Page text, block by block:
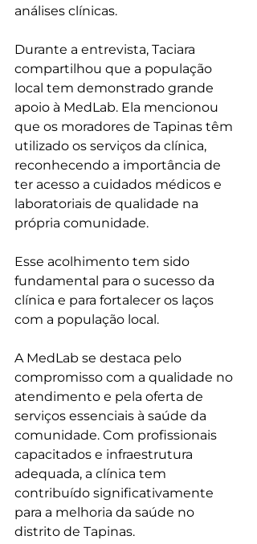
análises clínicas.
Durante a entrevista, Taciara
compartilhou que a população
local tem demonstrado grande
apoio à MedLab. Ela mencionou
que os moradores de Tapinas têm
utilizado os serviços da clínica,
reconhecendo a importância de
ter acesso a cuidados médicos e
laboratoriais de qualidade na
própria comunidade.
Esse acolhimento tem sido
fundamental para o sucesso da
clínica e para fortalecer os laços
com a população local.
A MedLab se destaca pelo
compromisso com a qualidade no
atendimento e pela oferta de
serviços essenciais à saúde da
comunidade. Com profissionais
capacitados e infraestrutura
adequada, a clínica tem
contribuído significativamente
para a melhoria da saúde no
distrito de Tapinas.